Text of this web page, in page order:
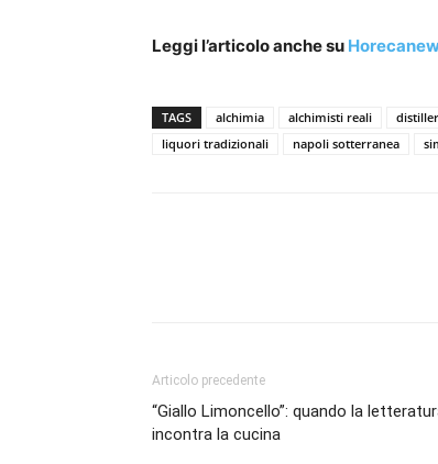
Leggi l’articolo anche su
TAGS alchimia alchimisti reali
liquori tradizionali
napoli sotterranea
Articolo precedente
“Giallo Limoncello”: quando la
incontra la cucina